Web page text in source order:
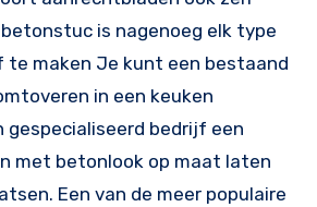
is nagenoeg elk type
te maken Je kunt een bestaand
in een keuken
gespecialiseerd bedrijf een
met betonlook op maat laten
Een van de meer populaire